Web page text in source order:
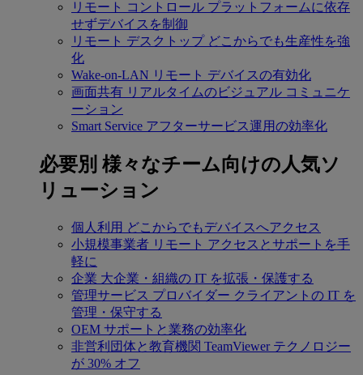
リモート コントロール プラットフォームに依存
せずデバイスを制御
リモート デスクトップ どこからでも生産性を強
化
Wake-on-LAN リモート デバイスの有効化
画面共有 リアルタイムのビジュアル コミュニケ
ーション
Smart Service アフターサービス運用の効率化
必要別 様々なチーム向けの人気ソ
リューション
個人利用 どこからでもデバイスへアクセス
小規模事業者 リモート アクセスとサポートを手
軽に
企業 大企業・組織の IT を拡張・保護する
管理サービス プロバイダー クライアントの IT を
管理・保守する
OEM サポートと業務の効率化
非営利団体と教育機関 TeamViewer テクノロジー
が 30% オフ